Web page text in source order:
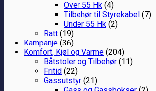
Over 55 Hk (4)
Tilbehør til Styrekabel (7)
Under 55 Hk (2)
Ratt (19)
Kampanje (36)
Komfort, Kjøl og Varme (204)
Båtstoler og Tilbehør (11)
Fritid (22)
Gassutstyr (21)